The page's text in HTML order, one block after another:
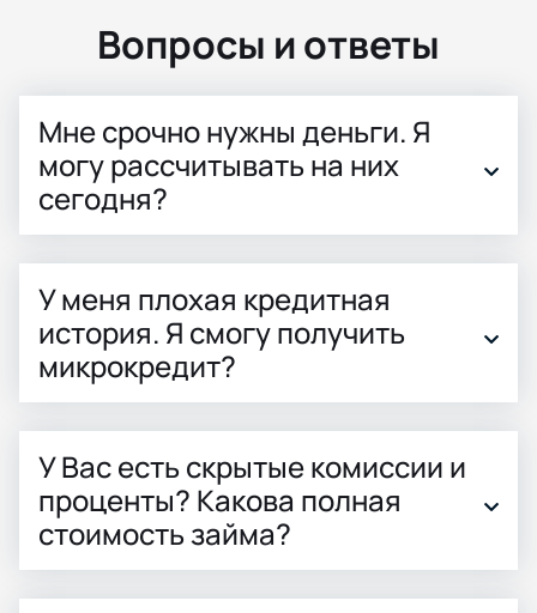
Вопросы и ответы
Мне срочно нужны деньги. Я
могу рассчитывать на них
сегодня?
У меня плохая кредитная
история. Я смогу получить
микрокредит?
У Вас есть скрытые комиссии и
проценты? Какова полная
стоимость займа?